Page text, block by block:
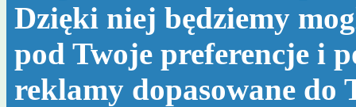
Dzięki niej będziemy
pod Twoje preferencje i
reklamy dopasowane do